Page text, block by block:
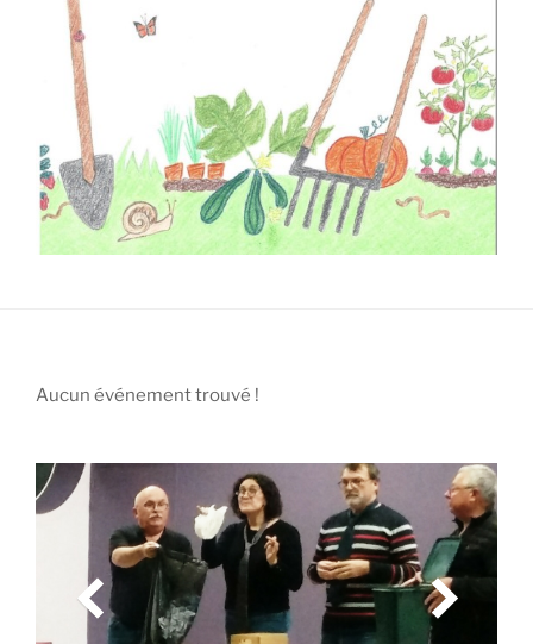
Aucun événement trouvé !